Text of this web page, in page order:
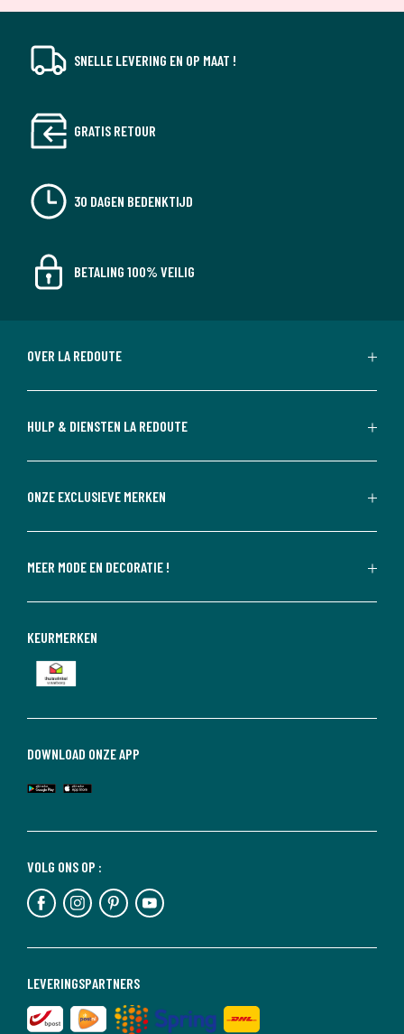
SNELLE LEVERING EN OP MAAT !
GRATIS RETOUR
30 DAGEN BEDENKTIJD
BETALING 100% VEILIG
OVER LA REDOUTE
HULP & DIENSTEN LA REDOUTE
ONZE EXCLUSIEVE MERKEN
MEER MODE EN DECORATIE !
LEVERINGSPARTNERS
VOLG ONS OP :
DOWNLOAD ONZE APP
KEURMERKEN